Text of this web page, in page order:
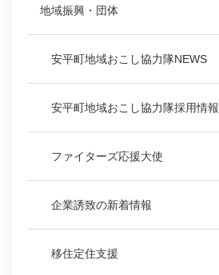
地域振興・団体
安平町地域おこし協力隊NEWS
安平町地域おこし協力隊採用情報
ファイターズ応援大使
企業誘致の新着情報
移住定住支援